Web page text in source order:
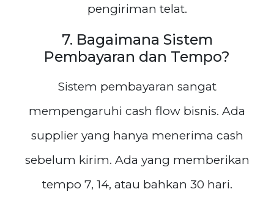
pengiriman telat.
7. Bagaimana Sistem
Pembayaran dan Tempo?
Sistem pembayaran sangat
mempengaruhi cash flow bisnis. Ada
supplier yang hanya menerima cash
sebelum kirim. Ada yang memberikan
tempo 7, 14, atau bahkan 30 hari.